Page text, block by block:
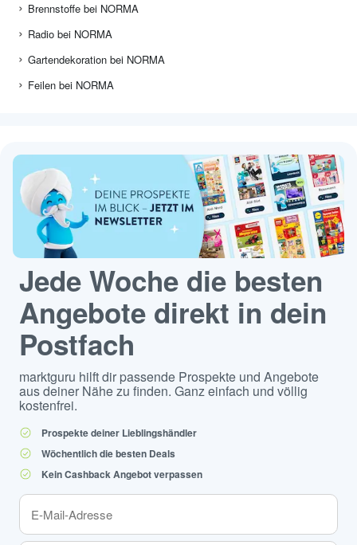
Brennstoffe bei NORMA
Radio bei NORMA
Gartendekoration bei NORMA
Feilen bei NORMA
Jede Woche die besten
Angebote direkt in dein
Postfach
marktguru hilft dir passende Prospekte und Angebote
aus deiner Nähe zu finden. Ganz einfach und völlig
kostenfrei.
Prospekte deiner Lieblingshändler
Wöchentlich die besten Deals
Kein Cashback Angebot verpassen